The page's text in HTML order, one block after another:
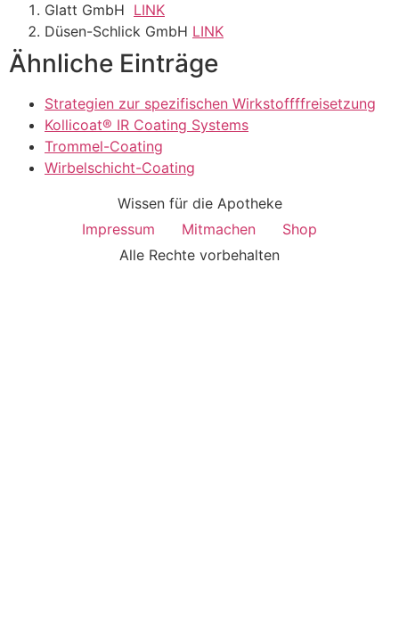
Glatt GmbH LINK
Düsen-Schlick GmbH LINK
Ähnliche Einträge
Strategien zur spezifischen Wirkstoffffreisetzung
Kollicoat® IR Coating Systems
Trommel-Coating
Wirbelschicht-Coating
Wissen für die Apotheke
Impressum
Mitmachen
Shop
Alle Rechte vorbehalten